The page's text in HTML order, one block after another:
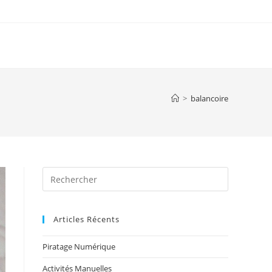
> balancoire
Articles Récents
Piratage Numérique
Activités Manuelles